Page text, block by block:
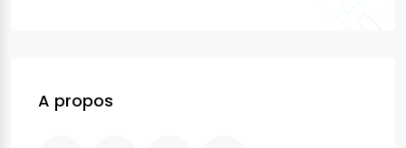
A propos